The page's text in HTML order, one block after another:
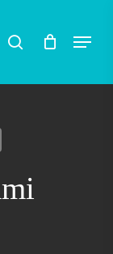
search Menu